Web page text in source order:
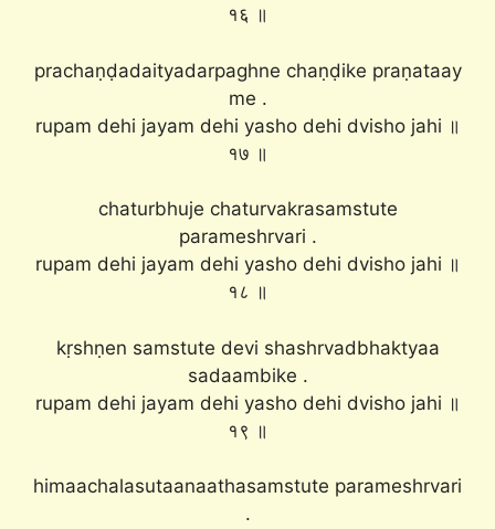
१६ ॥
prachaṇḍadaityadarpaghne chaṇḍike praṇataay
me .
rupam dehi jayam dehi yasho dehi dvisho jahi ॥
१७ ॥
chaturbhuje chaturvakrasamstute
parameshrvari .
rupam dehi jayam dehi yasho dehi dvisho jahi ॥
१८ ॥
kṛshṇen samstute devi shashrvadbhaktyaa
sadaambike .
rupam dehi jayam dehi yasho dehi dvisho jahi ॥
१९ ॥
himaachalasutaanaathasamstute parameshrvari
.